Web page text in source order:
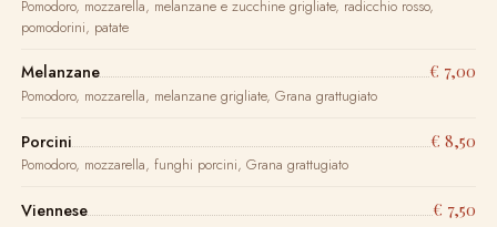
Pomodoro, mozzarella, melanzane e zucchine grigliate, radicchio rosso,
pomodorini, patate
Melanzane € 7,00
Pomodoro, mozzarella, melanzane grigliate, Grana grattugiato
Porcini € 8,50
Pomodoro, mozzarella, funghi porcini, Grana grattugiato
Viennese € 7,50